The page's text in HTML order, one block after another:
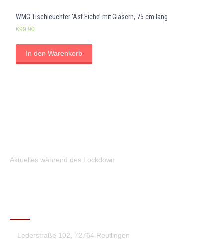
WMG Tischleuchter ‘Ast Eiche’ mit Gläsern, 75 cm lang
€99,90
In den Warenkorb
Aktuelles während des Lockdown
Lederstraße 102, 72764 Reutlingen